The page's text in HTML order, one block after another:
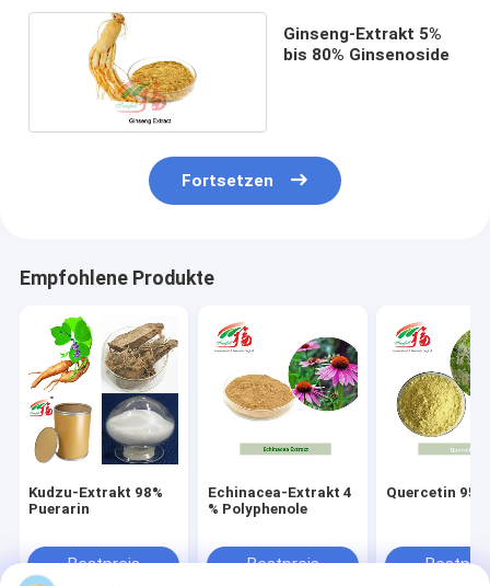
Ginseng-Extrakt 5%
bis 80% Ginsenoside
Fortsetzen
Empfohlene Produkte
Kudzu-Extrakt 98%
Puerarin
Bestpreis
Echinacea-Extrakt 4
% Polyphenole
Bestpreis
Quercetin 95